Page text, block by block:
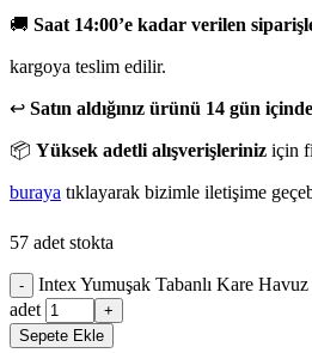
🚚 Saat 14:00’e kadar verilen
kargoya teslim edilir.
↩️ Satın aldığınız ürünü 14 gün
📦 Yüksek adetli alışverişleriniz için
buraya tıklayarak bizimle iletişime
57 adet stokta
-
Intex Yumuşak Tabanlı Kare
adet
+
Sepete Ekle